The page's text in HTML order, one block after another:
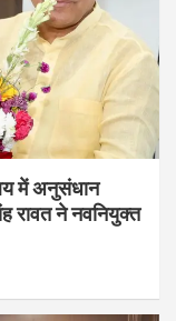
में अनुसंधान
रावत ने नवनियुक्त